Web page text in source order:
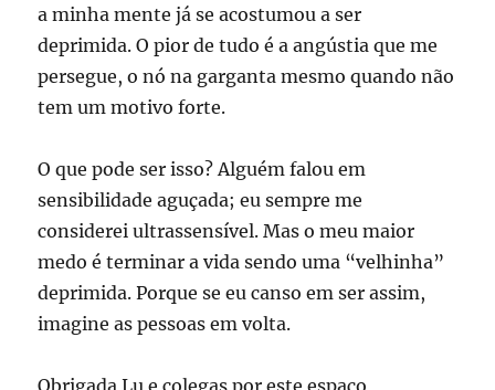
a minha mente já se acostumou a ser
deprimida. O pior de tudo é a angústia que me
persegue, o nó na garganta mesmo quando não
tem um motivo forte.
O que pode ser isso? Alguém falou em
sensibilidade aguçada; eu sempre me
considerei ultrassensível. Mas o meu maior
medo é terminar a vida sendo uma “velhinha”
deprimida. Porque se eu canso em ser assim,
imagine as pessoas em volta.
Obrigada Lu e colegas por este espaço